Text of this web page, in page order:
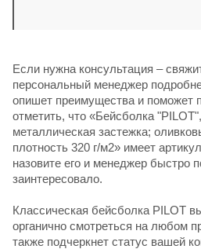
Если нужна консультация –
персональный менеджер
опишет преимущества и поможет
отметить, что «Бейсболка
металлическая застежка;
плотность 320 г/м2» имеет
назовите его и менеджер быстро
заинтересовало.
Классическая бейсболка PILOT
органично смотреться на любом
также подчеркнет статус вашей